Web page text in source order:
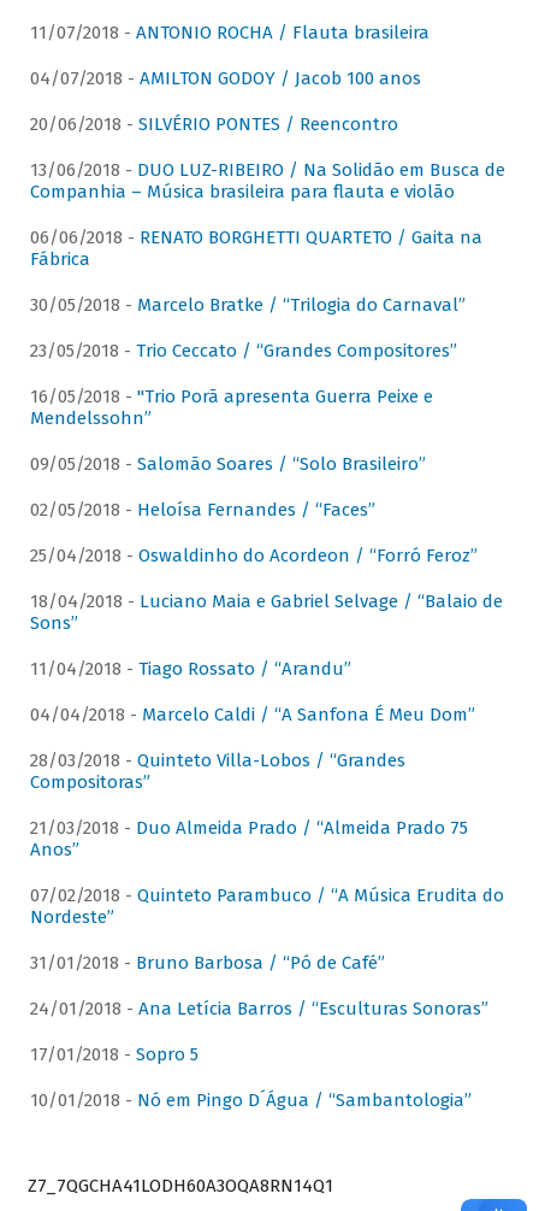
11/07/2018 - ANTONIO ROCHA / Flauta brasileira
04/07/2018 - AMILTON GODOY / Jacob 100 anos
20/06/2018 - SILVÉRIO PONTES / Reencontro
13/06/2018 - DUO LUZ-RIBEIRO / Na Solidão em Busca de
Companhia – Música brasileira para flauta e violão
06/06/2018 - RENATO BORGHETTI QUARTETO / Gaita na
Fábrica
30/05/2018 - Marcelo Bratke / “Trilogia do Carnaval”
23/05/2018 - Trio Ceccato / “Grandes Compositores”
16/05/2018 - "Trio Porã apresenta Guerra Peixe e
Mendelssohn”
09/05/2018 - Salomão Soares / “Solo Brasileiro”
02/05/2018 - Heloísa Fernandes / “Faces”
25/04/2018 - Oswaldinho do Acordeon / “Forró Feroz”
18/04/2018 - Luciano Maia e Gabriel Selvage / “Balaio de
Sons”
11/04/2018 - Tiago Rossato / “Arandu”
04/04/2018 - Marcelo Caldi / “A Sanfona É Meu Dom”
28/03/2018 - Quinteto Villa-Lobos / “Grandes
Compositoras”
21/03/2018 - Duo Almeida Prado / “Almeida Prado 75
Anos”
07/02/2018 - Quinteto Parambuco / “A Música Erudita do
Nordeste”
31/01/2018 - Bruno Barbosa / “Pó de Café”
24/01/2018 - Ana Letícia Barros / “Esculturas Sonoras”
17/01/2018 - Sopro 5
10/01/2018 - Nó em Pingo D´Água / “Sambantologia”
Z7_7QGCHA41LODH60A3OQA8RN14Q1